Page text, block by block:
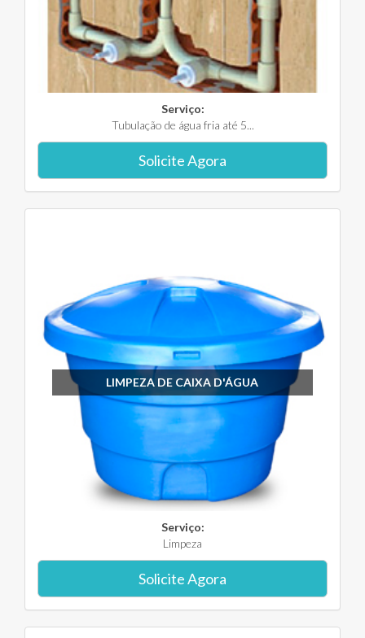
Serviço:
Tubulação de água fria até 5...
Solicite Agora
LIMPEZA DE CAIXA D'ÁGUA
Serviço:
Limpeza
Solicite Agora